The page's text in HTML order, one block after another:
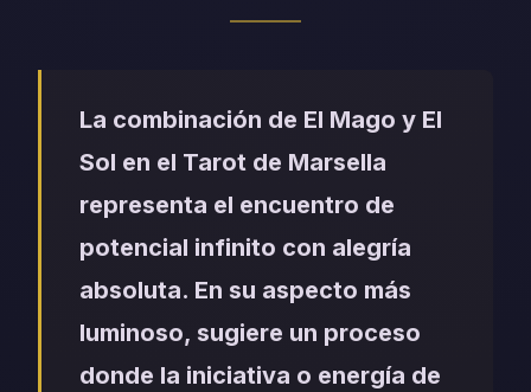
La combinación de El Mago y El
Sol en el Tarot de Marsella
representa el encuentro de
potencial infinito con alegría
absoluta. En su aspecto más
luminoso, sugiere un proceso
donde la iniciativa o energía de